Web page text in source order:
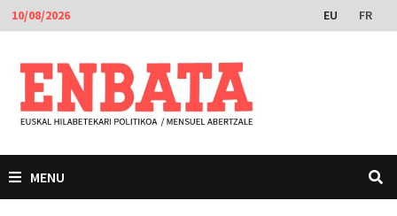
Skip
to
content
10/08/2026 EU FR
MENU